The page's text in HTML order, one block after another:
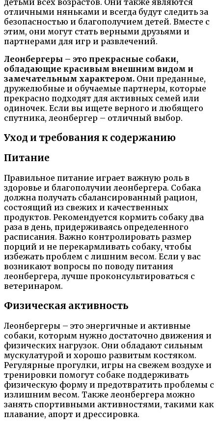
детьми всех возрастов. Они также являются
отличными няньками и всегда будут следить за
безопасностью и благополучием детей. Вместе с
этим, они могут стать верными друзьями и
партнерами для игр и развлечений.
Леонбергеры – это прекрасные собаки,
обладающие красивым внешним видом и
замечательным характером. Они преданные,
дружелюбные и обучаемые партнеры, которые
прекрасно подходят для активных семей или
одиночек. Если вы ищете верного и любящего
спутника, леонбергер – отличный выбор.
Уход и требования к содержанию
Питание
Правильное питание играет важную роль в
здоровье и благополучии леонбергера. Собака
должна получать сбалансированный рацион,
состоящий из свежих и качественных
продуктов. Рекомендуется кормить собаку два
раза в день, придерживаясь определенного
расписания. Важно контролировать размер
порций и не перекармливать собаку, чтобы
избежать проблем с лишним весом. Если у вас
возникают вопросы по поводу питания
леонбергера, лучше проконсультироваться с
ветеринаром.
Физическая активность
Леонбергеры – это энергичные и активные
собаки, которым нужно достаточно движения и
физических нагрузок. Они обладают сильным
мускулатурой и хорошо развитым костяком.
Регулярные прогулки, игры на свежем воздухе и
тренировки помогут собаке поддерживать
физическую форму и предотвратить проблемы с
излишним весом. Также леонбергера можно
занять спортивными активностями, такими как
плавание, апорт и дрессировка.